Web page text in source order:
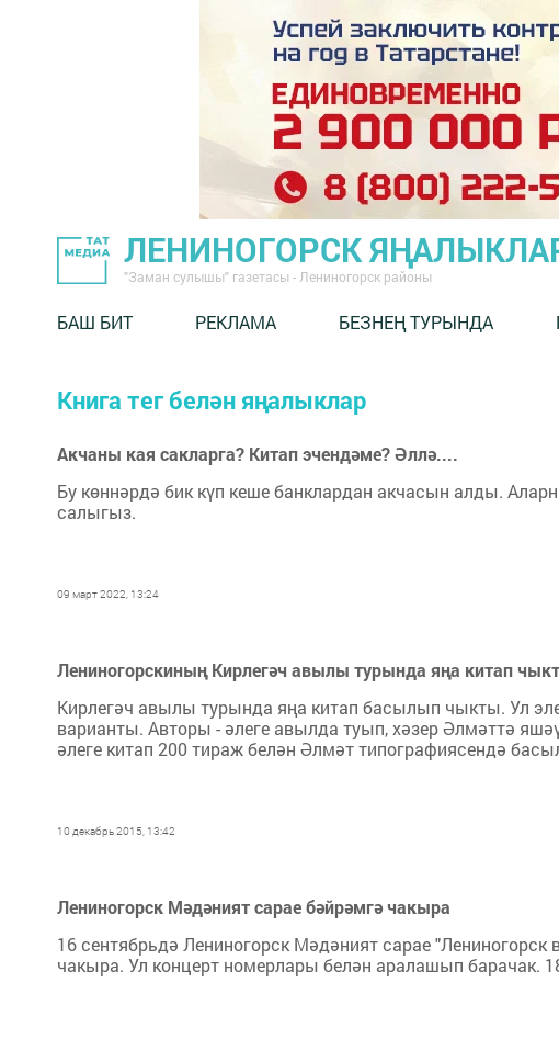
ЛЕНИНОГОРСК
"Заман сулышы" газетасы - Лениногорск районы
БАШ БИТ РЕКЛАМА БЕЗНЕҢ ТУРЫНДА
Книга тег белән яңалыклар
Акчаны кая сакларга? Китап эчендәме? Әллә....
Бу көннәрдә бик күп кеше банклардан акчасын алды.
салыгыз.
09 март 2022, 13:24
Лениногорскиның Кирлегәч авылы турында яңа китап
Кирлегәч авылы турында яңа китап басылып чыкты. Ул
варианты. Авторы - әлеге авылда туып, хәзер Әлмәттә
әлеге китап 200 тираж белән Әлмәт типографиясендә
10 декабрь 2015, 13:42
Лениногорск Мәдәният сарае бәйрәмгә чакыра
16 сентябрьдә Лениногорск Мәдәният сарае
чакыра. Ул концерт номерлары белән аралашып барачак.